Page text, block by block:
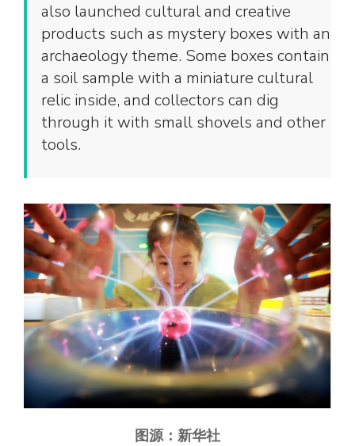
also launched cultural and creative
products such as mystery boxes with an
archaeology theme. Some boxes contain
a soil sample with a miniature cultural
relic inside, and collectors can dig
through it with small shovels and other
tools.
图源：新华社